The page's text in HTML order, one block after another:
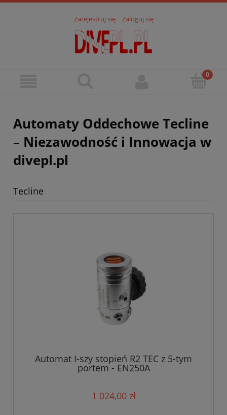
Zarejestruj się Zaloguj się
Automaty Oddechowe Tecline
– Niezawodność i Innowacja w
divepl.pl
Tecline
Automat I-szy stopień R2 TEC z 5-tym
portem - EN250A
1 024,00 zł